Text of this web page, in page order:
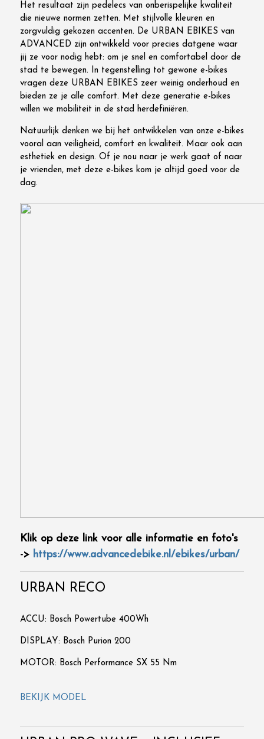
Het resultaat zijn pedelecs van onberispelijke kwaliteit
die nieuwe normen zetten. Met stijlvolle kleuren en
zorgvuldig gekozen accenten. De URBAN EBIKES van
ADVANCED zijn ontwikkeld voor precies datgene waar
jij ze voor nodig hebt: om je snel en comfortabel door de
stad te bewegen. In tegenstelling tot gewone e-bikes
vragen deze URBAN EBIKES zeer weinig onderhoud en
bieden ze je alle comfort. Met deze generatie e-bikes
willen we mobiliteit in de stad herdefiniëren.
Natuurlijk denken we bij het ontwikkelen van onze e-bikes
vooral aan veiligheid, comfort en kwaliteit. Maar ook aan
esthetiek en design. Of je nou naar je werk gaat of naar
je vrienden, met deze e-bikes kom je altijd goed voor de
dag.
Klik op deze link voor alle informatie en foto's
-> https://www.advancedebike.nl/ebikes/urban/
URBAN RECO
ACCU: Bosch Powertube 400Wh
DISPLAY: Bosch Purion 200
MOTOR: Bosch Performance SX 55 Nm
BEKIJK MODEL